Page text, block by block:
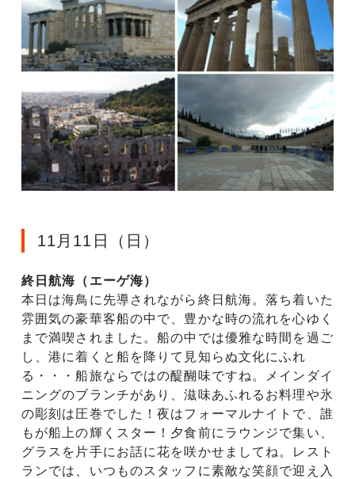
11月11日（日）
終日航海（エーゲ海）
本日は海鳥に先導されながら終日航海。落ち着いた
雰囲気の豪華客船の中で、豊かな時の流れを心ゆく
まで満喫されました。船の中では優雅な時間を過ご
し、港に着くと船を降りて見知らぬ文化にふれ
る・・・船旅ならではの醍醐味ですね。メインダイ
ニングのブランチがあり、滋味あふれるお料理や氷
の彫刻は圧巻でした！夜はフォーマルナイトで、誰
もが船上の輝くスター！夕食前にラウンジで集い、
グラスを片手にお話に花を咲かせましてね。レスト
ランでは、いつものスタッフに素敵な笑顔で迎え入